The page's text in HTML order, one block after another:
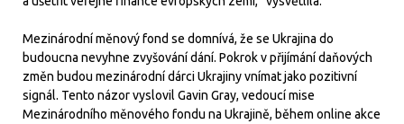
Mezinárodní měnový fond se domnívá, že se Ukrajina do
budoucna nevyhne zvyšování dání. Pokrok v přijímání daňových
změn budou mezinárodní dárci Ukrajiny vnímat jako pozitivní
signál. Tento názor vyslovil Gavin Gray, vedoucí mise
Mezinárodního měnového fondu na Ukrajině, během online akce